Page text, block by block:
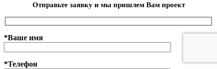
Отправьте заявку и мы пришлем Вам проект
*Ваше имя
*Телефон